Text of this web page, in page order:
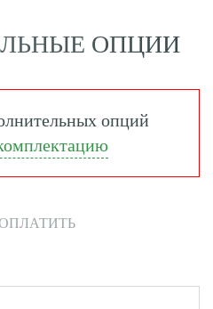
ОПЦИИ
опций